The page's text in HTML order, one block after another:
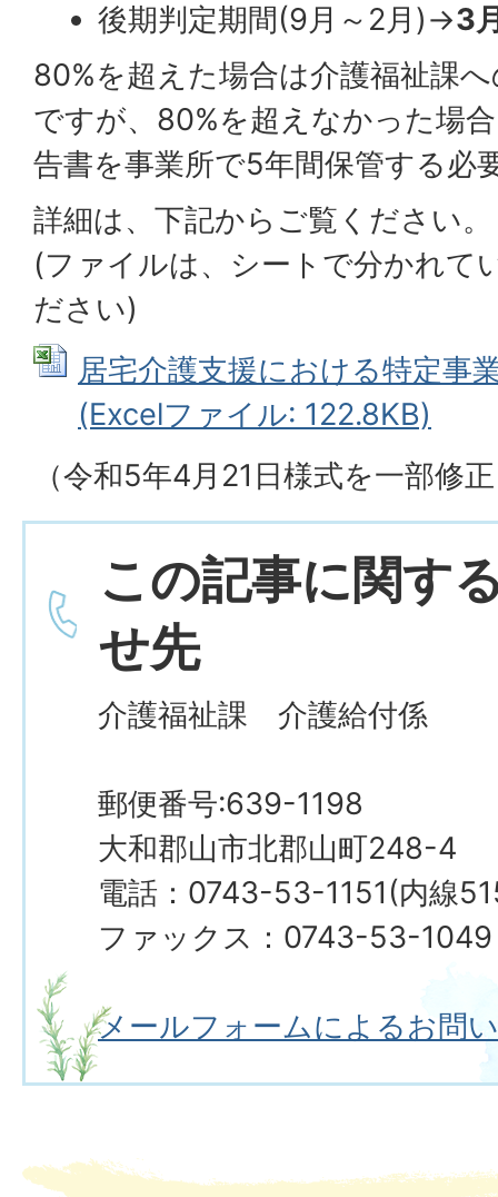
後期判定期間(9月～2月)→3
80%を超えた場合は介護福祉課
ですが、80%を超えなかった場
告書を事業所で5年間保管する必
詳細は、下記からご覧ください。
(ファイルは、シートで分かれて
ださい)
居宅介護支援における特定事
(Excelファイル: 122.8KB)
（令和5年4月21日様式を一部修
この記事に関す
せ先
介護福祉課 介護給付係
郵便番号:639-1198
大和郡山市北郡山町248-4
電話：0743-53-1151(内線
ファックス：0743-53-1049
メールフォームによるお問